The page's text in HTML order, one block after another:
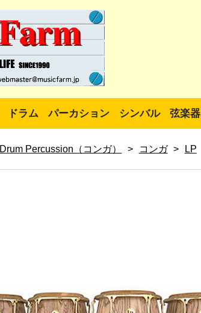
ドラム パーカション シンバル 弦楽器
Drum Percussion（コンガ） > コンガ > LP